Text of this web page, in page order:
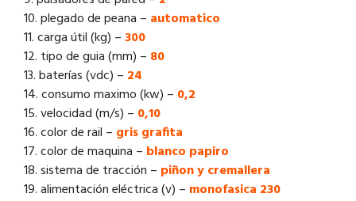
10. plegado de peana – automatico
11. carga útil (kg) –300
12. tipo de guia (mm) – 80
13. baterías (vdc) – 24
14. consumo maximo (kw) – 0,2
15. velocidad (m/s) – 0,10
16. color de rail – gris grafita
17. color de maquina – blanco papiro
18. sistema de tracción – piñon y cremallera
19. alimentación eléctrica (v) – monofasica 230